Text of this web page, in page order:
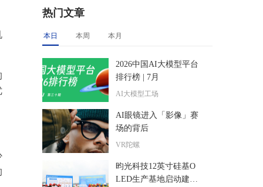
热门文章
本日 本周 本月
2026中国AI大模型平台
排行榜 | 7月
AI大模型工场
AI眼镜进入「影像」赛
场的背后
VR陀螺
昀光科技12英寸硅基O
LED生产基地启动建